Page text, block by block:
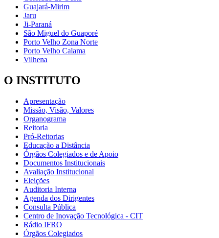
Guajará-Mirim
Jaru
Ji-Paraná
São Miguel do Guaporé
Porto Velho Zona Norte
Porto Velho Calama
Vilhena
O INSTITUTO
Apresentação
Missão, Visão, Valores
Organograma
Reitoria
Pró-Reitorias
Educação a Distância
Órgãos Colegiados e de Apoio
Documentos Institucionais
Avaliação Institucional
Eleições
Auditoria Interna
Agenda dos Dirigentes
Consulta Pública
Centro de Inovação Tecnológica - CIT
Rádio IFRO
Órgãos Colegiados